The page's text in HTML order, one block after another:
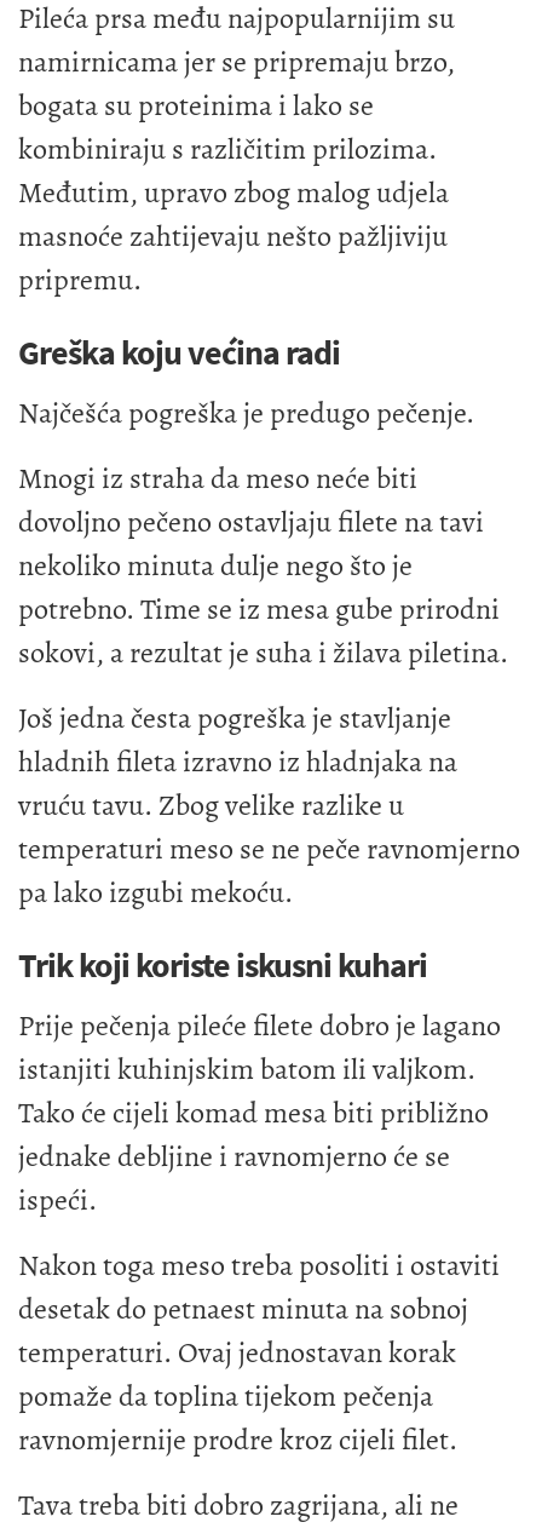
Pileća prsa među najpopularnijim su
namirnicama jer se pripremaju brzo,
bogata su proteinima i lako se
kombiniraju s različitim prilozima.
Međutim, upravo zbog malog udjela
masnoće zahtijevaju nešto pažljiviju
pripremu.
Greška koju većina radi
Najčešća pogreška je predugo pečenje.
Mnogi iz straha da meso neće biti
dovoljno pečeno ostavljaju filete na tavi
nekoliko minuta dulje nego što je
potrebno. Time se iz mesa gube prirodni
sokovi, a rezultat je suha i žilava piletina.
Još jedna česta pogreška je stavljanje
hladnih fileta izravno iz hladnjaka na
vruću tavu. Zbog velike razlike u
temperaturi meso se ne peče ravnomjerno
pa lako izgubi mekoću.
Trik koji koriste iskusni kuhari
Prije pečenja pileće filete dobro je lagano
istanjiti kuhinjskim batom ili valjkom.
Tako će cijeli komad mesa biti približno
jednake debljine i ravnomjerno će se
ispeći.
Nakon toga meso treba posoliti i ostaviti
desetak do petnaest minuta na sobnoj
temperaturi. Ovaj jednostavan korak
pomaže da toplina tijekom pečenja
ravnomjernije prodre kroz cijeli filet.
Tava treba biti dobro zagrijana, ali ne